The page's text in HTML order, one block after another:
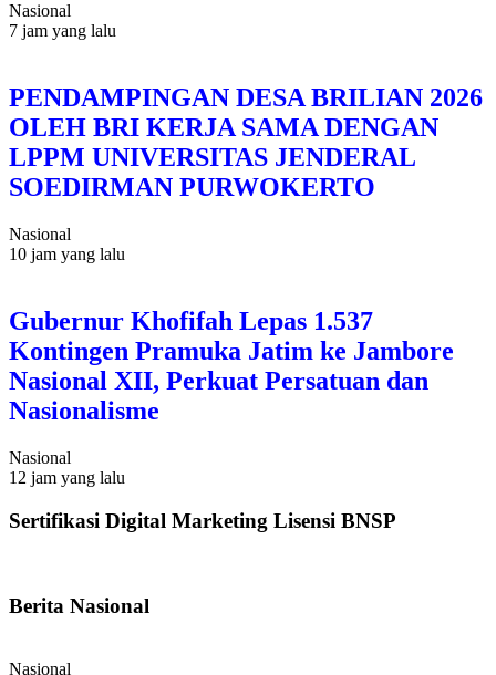
Nasional
7 jam yang lalu
PENDAMPINGAN DESA BRILIAN 2026
OLEH BRI KERJA SAMA DENGAN
LPPM UNIVERSITAS JENDERAL
SOEDIRMAN PURWOKERTO
Nasional
10 jam yang lalu
Gubernur Khofifah Lepas 1.537
Kontingen Pramuka Jatim ke Jambore
Nasional XII, Perkuat Persatuan dan
Nasionalisme
Nasional
12 jam yang lalu
Sertifikasi Digital Marketing Lisensi BNSP
Berita Nasional
Nasional